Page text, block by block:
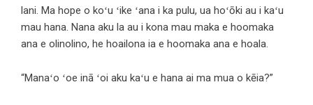
lani. Ma hope o koʻu ʻike ʻana i ka pulu, ua hoʻōki au i kaʻu
mau hana. Nana aku la au i kona mau maka e hoomaka
ana e olinolino, he hoailona ia e hoomaka ana e hoala.
“Manaʻo ʻoe inā ʻoi aku kaʻu e hana ai ma mua o kēia?”